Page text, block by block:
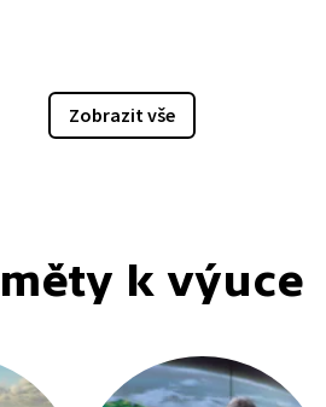
Zobrazit vše
k výuce